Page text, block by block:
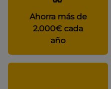
Ahorra más de
2.000€ cada
año